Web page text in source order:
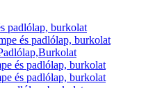
padlólap, burkolat
és padlólap, burkolat
és padlólap, burkolat
és padlólap, burkolat